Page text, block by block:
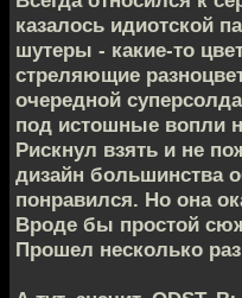
казалось идиотской
шутеры - какие-то
стреляющие
очередной
под истошные вопли
Рискнул взять и не
дизайн большинства
понравился. Но она
Вроде бы простой
Прошел несколько